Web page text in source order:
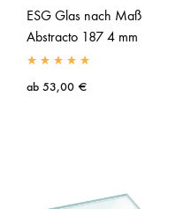
ESG Glas nach Maß
Abstracto 187 4 mm
ab 53,00 €